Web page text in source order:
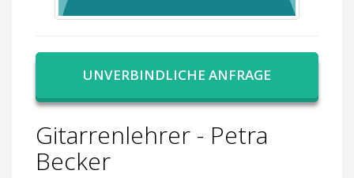
UNVERBINDLICHE ANFRAGE
Gitarrenlehrer - Petra
Becker